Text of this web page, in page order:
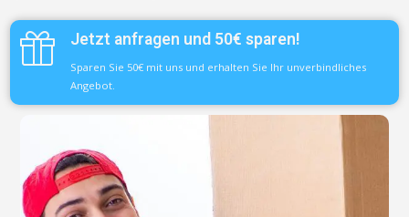
Jetzt anfragen und 50€ sparen!
Sparen Sie 50€ mit uns und erhalten Sie Ihr unverbindliches
Angebot.